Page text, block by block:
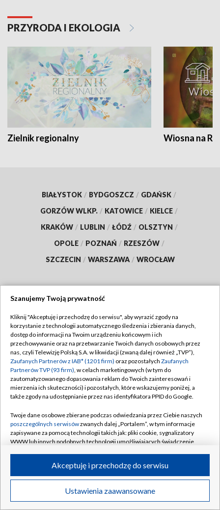
PRZYRODA I EKOLOGIA
Zielnik regionalny Wiosna na
BIAŁYSTOK / BYDGOSZCZ / GDAŃSK /
GORZÓW WLKP. / KATOWICE / KIELCE /
KRAKÓW / LUBLIN / ŁÓDŹ / OLSZTYN /
OPOLE / POZNAŃ / RZESZÓW /
SZCZECIN / WARSZAWA / WROCŁAW
TVP
Abonament TVP
Emisja w TVP
Centrum informacji TVP
Naziemna Telewizja Cyfrowa
Rada Programowa
System NOS
Informacje o nadawcy
Program dla prasy
Ogłoszenie przetargowe
Regulamin TVP
Polityka prywatności
Moje zgody
Pomoc
Kontakt
Kanały
©2026 Telewizja Polska S.A. w likwidacji
Szanujemy Twoją prywatność
Kliknij "Akceptuję i przechodzę do serwisu", aby wyrazić zgody na
korzystanie z technologii automatycznego śledzenia i zbierania danych,
dostęp do informacji na Twoim urządzeniu końcowym i ich
przechowywanie oraz na przetwarzanie Twoich danych osobowych przez
nas, czyli Telewizję Polską S.A. w likwidacji (zwaną dalej również „TVP”),
Zaufanych Partnerów z IAB* (1201 firm) oraz pozostałych Zaufanych
Partnerów TVP (93 firm), w celach marketingowych (w tym do
zautomatyzowanego dopasowania reklam do Twoich zainteresowań i
mierzenia ich skuteczności) i pozostałych, które wskazujemy poniżej, a
także zgody na udostępnianie przez nas identyfikatora PPID do Google.
Twoje dane osobowe zbierane podczas odwiedzania przez Ciebie naszych
poszczególnych serwisówzwanych dalej „Portalem”, w tym informacje
zapisywane za pomocą technologii takich jak: pliki cookie, sygnalizatory
WWW lub innych podobnych technologii umożliwiających świadczenie
ruchu w Internecie.
Twoje dane osobowe zbierane podczas odwiedzania przez Ciebie
poszczególnych serwisówna Portalu, takie jak adresy IP, identyfikatory
Ustawienia zaawansowane
Akceptuję i przechodzę do serwisu